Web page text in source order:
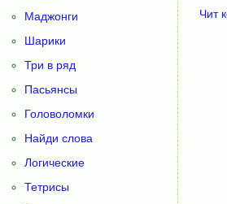
Маджонги
Шарики
Три в ряд
Пасьянсы
Головоломки
Найди слова
Логические
Тетрисы
Чит